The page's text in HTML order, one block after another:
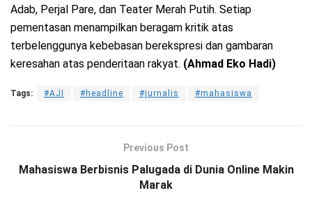
Adab, Perjal Pare, dan Teater Merah Putih. Setiap
pementasan menampilkan beragam kritik atas
terbelenggunya kebebasan berekspresi dan gambaran
keresahan atas penderitaan rakyat. (Ahmad Eko Hadi)
Tags: #AJI #headline #jurnalis #mahasiswa
Previous Post
Mahasiswa Berbisnis Palugada di Dunia Online Makin
Marak